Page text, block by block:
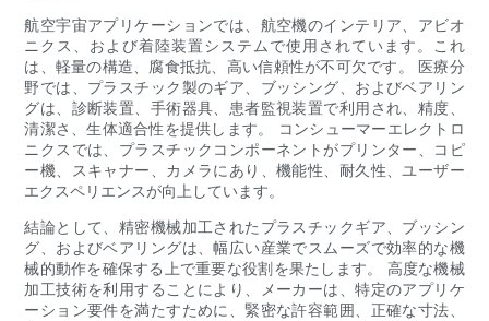
航空宇宙アプリケーションでは、航空機のインテリア、アビオ
ニクス、および着陸装置システムで使用されています。これ
は、軽量の構造、腐食抵抗、高い信頼性が不可欠です。 医療分
野では、プラスチック製のギア、ブッシング、およびベアリン
グは、診断装置、手術器具、患者監視装置で利用され、精度、
清潔さ、生体適合性を提供します。 コンシューマーエレクトロ
ニクスでは、プラスチックコンポーネントがプリンター、コピ
ー機、スキャナー、カメラにあり、機能性、耐久性、ユーザー
エクスペリエンスが向上しています。
結論として、精密機械加工されたプラスチックギア、ブッシン
グ、およびベアリングは、幅広い産業でスムーズで効率的な機
械的動作を確保する上で重要な役割を果たします。 高度な機械
加工技術を利用することにより、メーカーは、特定のアプリケ
ーション要件を満たすために、緊密な許容範囲、正確な寸法、